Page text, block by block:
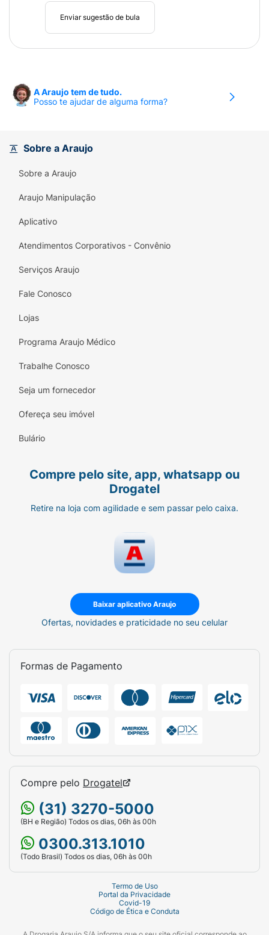
Enviar sugestão de bula
A Araujo tem de tudo.
Posso te ajudar de alguma forma?
Sobre a Araujo
Sobre a Araujo
Araujo Manipulação
Aplicativo
Atendimentos Corporativos - Convênio
Serviços Araujo
Fale Conosco
Lojas
Programa Araujo Médico
Trabalhe Conosco
Seja um fornecedor
Ofereça seu imóvel
Bulário
Compre pelo site, app, whatsapp ou
Drogatel
Retire na loja com agilidade e sem passar pelo caixa.
Baixar aplicativo Araujo
Ofertas, novidades e praticidade no seu celular
Formas de Pagamento
Compre pelo Drogatel
(31) 3270-5000
(BH e Região) Todos os dias, 06h às 00h
0300.313.1010
(Todo Brasil) Todos os dias, 06h às 00h
Termo de Uso
Portal da Privacidade
Covid-19
Código de Ética e Conduta